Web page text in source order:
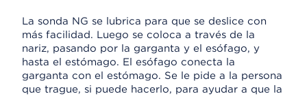
La sonda NG se lubrica para que se deslice con
más facilidad. Luego se coloca a través de la
nariz, pasando por la garganta y el esófago, y
hasta el estómago. El esófago conecta la
garganta con el estómago. Se le pide a la persona
que trague, si puede hacerlo, para ayudar a que la